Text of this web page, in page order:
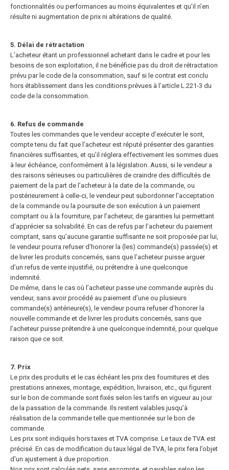
fonctionnalités ou performances au moins équivalentes et qu’il n’en
résulte ni augmentation de prix ni altérations de qualité.
5. Délai de rétractation
L’acheteur étant un professionnel achetant dans le cadre et pour les
besoins de son exploitation, il ne bénéficie pas du droit de rétractation
prévu par le code de la consommation, sauf si le contrat est conclu
hors établissement dans les conditions prévues à l’article L.221-3 du
code de la consommation.
6. Refus de commande
Toutes les commandes que le vendeur accepte d’exécuter le sont,
compte tenu du fait que l’acheteur est réputé présenter des garanties
financières suffisantes, et qu’il réglera effectivement les sommes dues
à leur échéance, conformément à la législation. Aussi, si le vendeur a
des raisons sérieuses ou particulières de craindre des difficultés de
paiement de la part de l’acheteur à la date de la commande, ou
postérieurement à celle-ci, le vendeurpeut subordonner l’acceptation
de la commande ou la poursuite de son exécution à un paiement
comptant ou à la fourniture, par l’acheteur, de garanties lui permettant
d’apprécier sa solvabilité. En cas de refus par l’acheteur du paiement
comptant, sans qu’aucune garantie suffisante ne soit proposée par lui,
le vendeur pourra refuser d’honorer la (les) commande(s) passée(s) et
de livrer les produits concernés, sans que l’acheteur puisse arguer
d’un refus de vente injustifié, ou prétendre à une quelconque
indemnité.
De même, dans le cas où l’acheteur passe une commande auprès du
vendeur, sans avoir procédé au paiement d’une ou plusieurs
commande(s) antérieure(s), le vendeur pourra refuser d’honorer la
nouvelle commande et de livrer les produits concernés, sans que
l’acheteur puisse prétendre à une quelconque indemnité, pour quelque
raison que ce soit.
7. Prix
Le prix des produits et le cas échéant les prix des fournitures et des
prestations annexes, montage, expédition, livraison, etc., qui figurent
sur le bon de commande sont fixés selon les tarifs en vigueur au jour
de la passation de la commande. Ils restent valables jusqu’à
réalisation de la commande telle que mentionnée sur le bon de
commande.
Les prix sont indiqués hors taxes et TVA comprise. Le taux de TVA est
précisé. En cas de modification du taux légal de TVA, le prix fera l’objet
d'un ajustement à due proportion.